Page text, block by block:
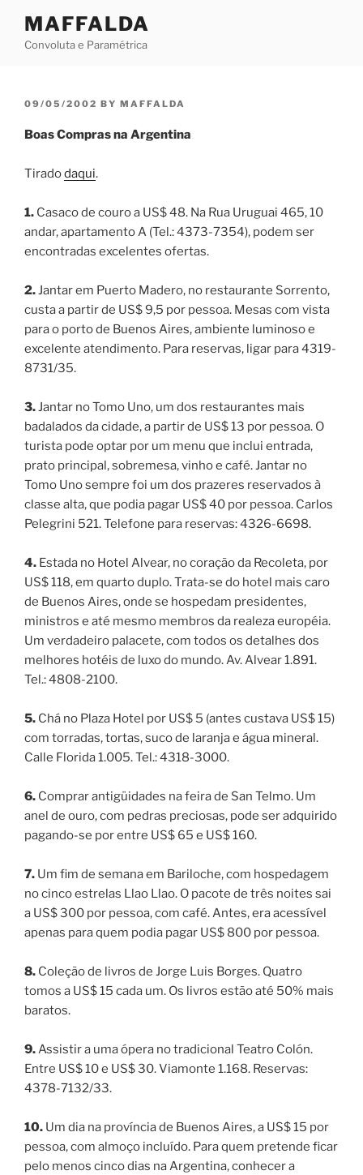
content
MAFFALDA
Convoluta e Paramétrica
POSTED
09/05/2002 BY MAFFALDA
Boas Compras na Argentina
Tiradodaqui.
1. Casaco de couro a US$ 48. Na Rua Uruguai 465, 10
andar, apartamento A (Tel.: 4373-7354), podem ser
encontradas excelentes ofertas.
2.Jantar em Puerto Madero, no restaurante Sorrento,
custa a partir de US$ 9,5 por pessoa. Mesas com vista
para o porto de Buenos Aires, ambiente luminoso e
excelente atendimento. Para reservas, ligar para 4319-
8731/35.
3.Jantar no Tomo Uno, um dos restaurantes mais
badalados da cidade, a partir de US$ 13 por pessoa. O
turista pode optar por um menu que inclui entrada,
prato principal, sobremesa, vinho e café. Jantar no
Tomo Uno sempre foi um dos prazeres reservados à
classe alta, que podia pagar US$ 40 por pessoa. Carlos
Pelegrini 521. Telefone para reservas: 4326-6698.
4. Estada no Hotel Alvear, no coração da Recoleta, por
US$ 118, em quarto duplo. Trata-se do hotel mais caro
de Buenos Aires, onde se hospedam presidentes,
ministros e até mesmo membros da realeza européia.
Um verdadeiro palacete, com todos os detalhes dos
melhores hotéis de luxo do mundo. Av. Alvear 1.891.
Tel.: 4808-2100.
5. Chá no Plaza Hotel por US$ 5 (antes custava US$ 15)
com torradas, tortas, suco de laranja e água mineral.
Calle Florida 1.005. Tel.: 4318-3000.
6. Comprar antigüidades na feira de San Telmo. Um
anel de ouro, com pedras preciosas, pode ser adquirido
pagando-se por entre US$ 65 e US$ 160.
7. Um fim de semana em Bariloche, com hospedagem
no cinco estrelas Llao Llao. O pacote de três noites sai
a US$ 300 por pessoa, com café. Antes, era acessível
apenas para quem podia pagar US$ 800 por pessoa.
8. Coleção de livros de Jorge Luis Borges. Quatro
tomos a US$ 15 cada um. Os livros estão até 50% mais
baratos.
9.Assistir a uma ópera no tradicional Teatro Colón.
Entre US$ 10 e US$ 30. Viamonte 1.168. Reservas:
4378-7132/33.
10. Um dia na província de Buenos Aires, a US$ 15 por
pessoa, com almoço incluído. Para quem pretende ficar
pelo menos cinco dias na Argentina, conhecer a